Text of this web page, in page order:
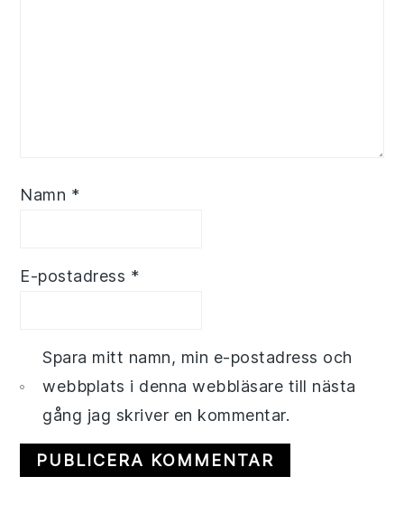
Namn *
E-postadress *
Spara mitt namn, min e-postadress och
webbplats i denna webbläsare till nästa
gång jag skriver en kommentar.